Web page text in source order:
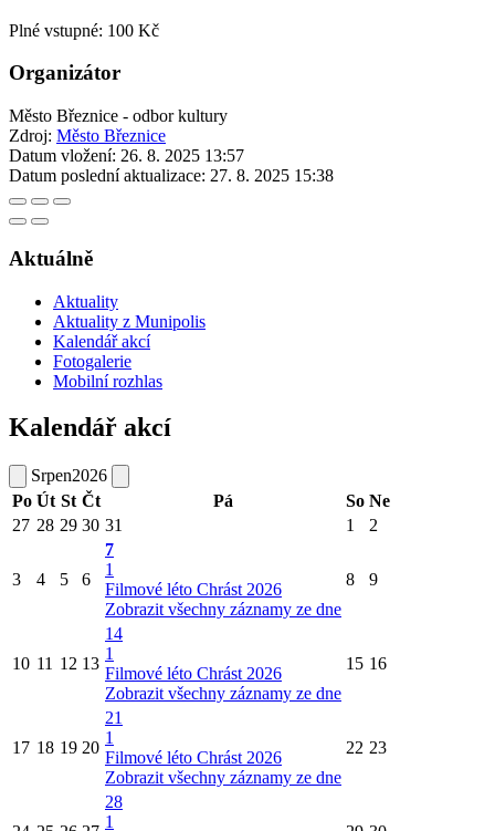
Plné vstupné: 100 Kč
Organizátor
Město Březnice - odbor kultury
Zdroj: Město Březnice
Datum vložení: 26. 8. 2025 13:57
Datum poslední aktualizace: 27. 8. 2025 15:38
Aktuálně
Aktuality
Aktuality z Munipolis
Kalendář akcí
Fotogalerie
Mobilní rozhlas
Kalendář akcí
Srpen2026
Po Út St Čt Pá So Ne
27 28 29 30 31 1 2
3 4 5 6
7
1
Filmové léto Chrást 2026
Zobrazit všechny záznamy ze dne
8 9
10 11 12 13
14
1
Filmové léto Chrást 2026
Zobrazit všechny záznamy ze dne
15 16
17 18 19 20
21
1
Filmové léto Chrást 2026
Zobrazit všechny záznamy ze dne
22 23
28
1